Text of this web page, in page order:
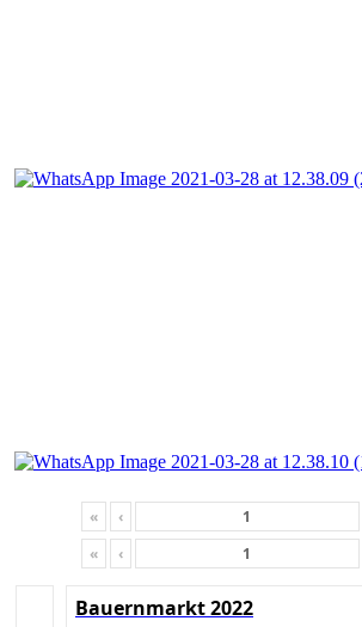
« ‹
«
‹
Bauernmarkt 2022